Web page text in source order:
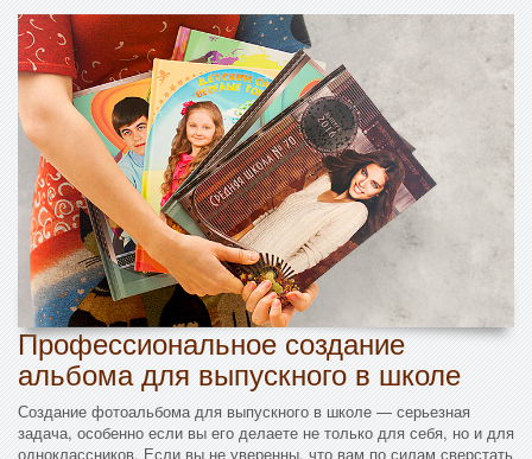
Профессиональное создание
альбома для выпускного в школе
Создание фотоальбома для выпускного в школе — серьезная
задача, особенно если вы его делаете не только для себя, но и для
одноклассников. Если вы не уверенны, что вам по силам сверстать